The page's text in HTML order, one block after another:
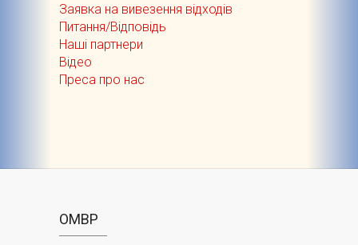
Заявка на вивезення відходів
Питання/Відповідь
Наші партнери
Відео
Преса про нас
ОМВР